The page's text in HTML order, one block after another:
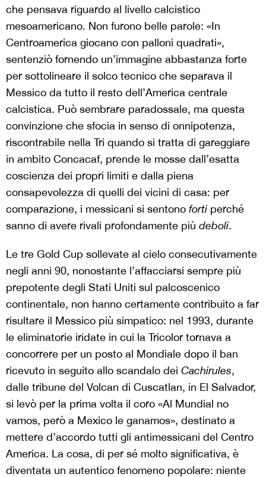
che pensava riguardo al livello calcistico
mesoamericano. Non furono belle parole: «In
Centroamerica giocano con palloni quadrati»,
sentenziò fornendo un’immagine abbastanza forte
per sottolineare il solco tecnico che separava il
Messico da tutto il resto dell’America centrale
calcistica. Può sembrare paradossale, ma questa
convinzione che sfocia in senso di onnipotenza,
riscontrabile nella Tri quando si tratta di gareggiare
in ambito Concacaf, prende le mosse dall’esatta
coscienza dei propri limiti e dalla piena
consapevolezza di quelli dei vicini di casa: per
comparazione, i messicani si sentono forti perché
sanno di avere rivali profondamente più deboli.
Le tre Gold Cup sollevate al cielo consecutivamente
negli anni 90, nonostante l’affacciarsi sempre più
prepotente degli Stati Uniti sul palcoscenico
continentale, non hanno certamente contribuito a far
risultare il Messico più simpatico: nel 1993, durante
le eliminatorie iridate in cui la Tricolor tornava a
concorrere per un posto al Mondiale dopo il ban
ricevuto in seguito allo scandalo dei Cachirules,
dalle tribune del Volcan di Cuscatlan, in El Salvador,
si levò per la prima volta il coro «Al Mundial no
vamos, però a Mexico le ganamos», destinato a
mettere d’accordo tutti gli antimessicani del Centro
America. La cosa, di per sé molto significativa, è
diventata un autentico fenomeno popolare: niente